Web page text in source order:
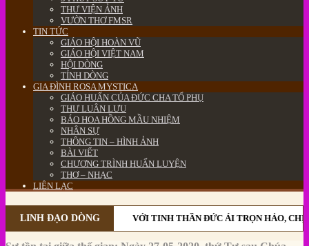
THƯ VIỆN ẢNH
VƯỜN THƠ FMSR
TIN TỨC
GIÁO HỘI HOÀN VŨ
GIÁO HỘI VIỆT NAM
HỘI DÒNG
TỈNH DÒNG
GIA ĐÌNH ROSA MYSTICA
GIÁO HUẤN CỦA ĐỨC CHA TỔ PHỤ
THƯ LUÂN LƯU
BÁO HOA HỒNG MẦU NHIỆM
NHÂN SỰ
THÔNG TIN – HÌNH ẢNH
BÀI VIẾT
CHƯƠNG TRÌNH HUẤN LUYỆN
THƠ – NHẠC
LIÊN LẠC
LINH ĐẠO DÒNG VỚI TINH THẦN ĐỨC ÁI TRỌN HẢO, CHỊ